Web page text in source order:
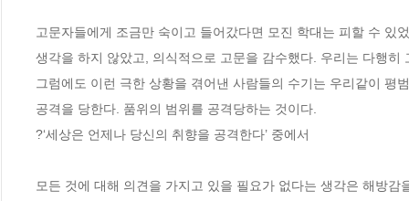
고문자들에게 조금만 숙이고 들어갔다면 모진 학대는 피할 수
생각을 하지 않았고, 의식적으로 고문을 감수했다. 우리는 다행
그럼에도 이런 극한 상황을 겪어낸 사람들의 수기는 우리같이
공격을 당한다. 품위의 범위를 공격당하는 것이다.
?‘세상은 언제나 당신의 취향을 공격한다’ 중에서
모든 것에 대해 의견을 가지고 있을 필요가 없다는 생각은 해방